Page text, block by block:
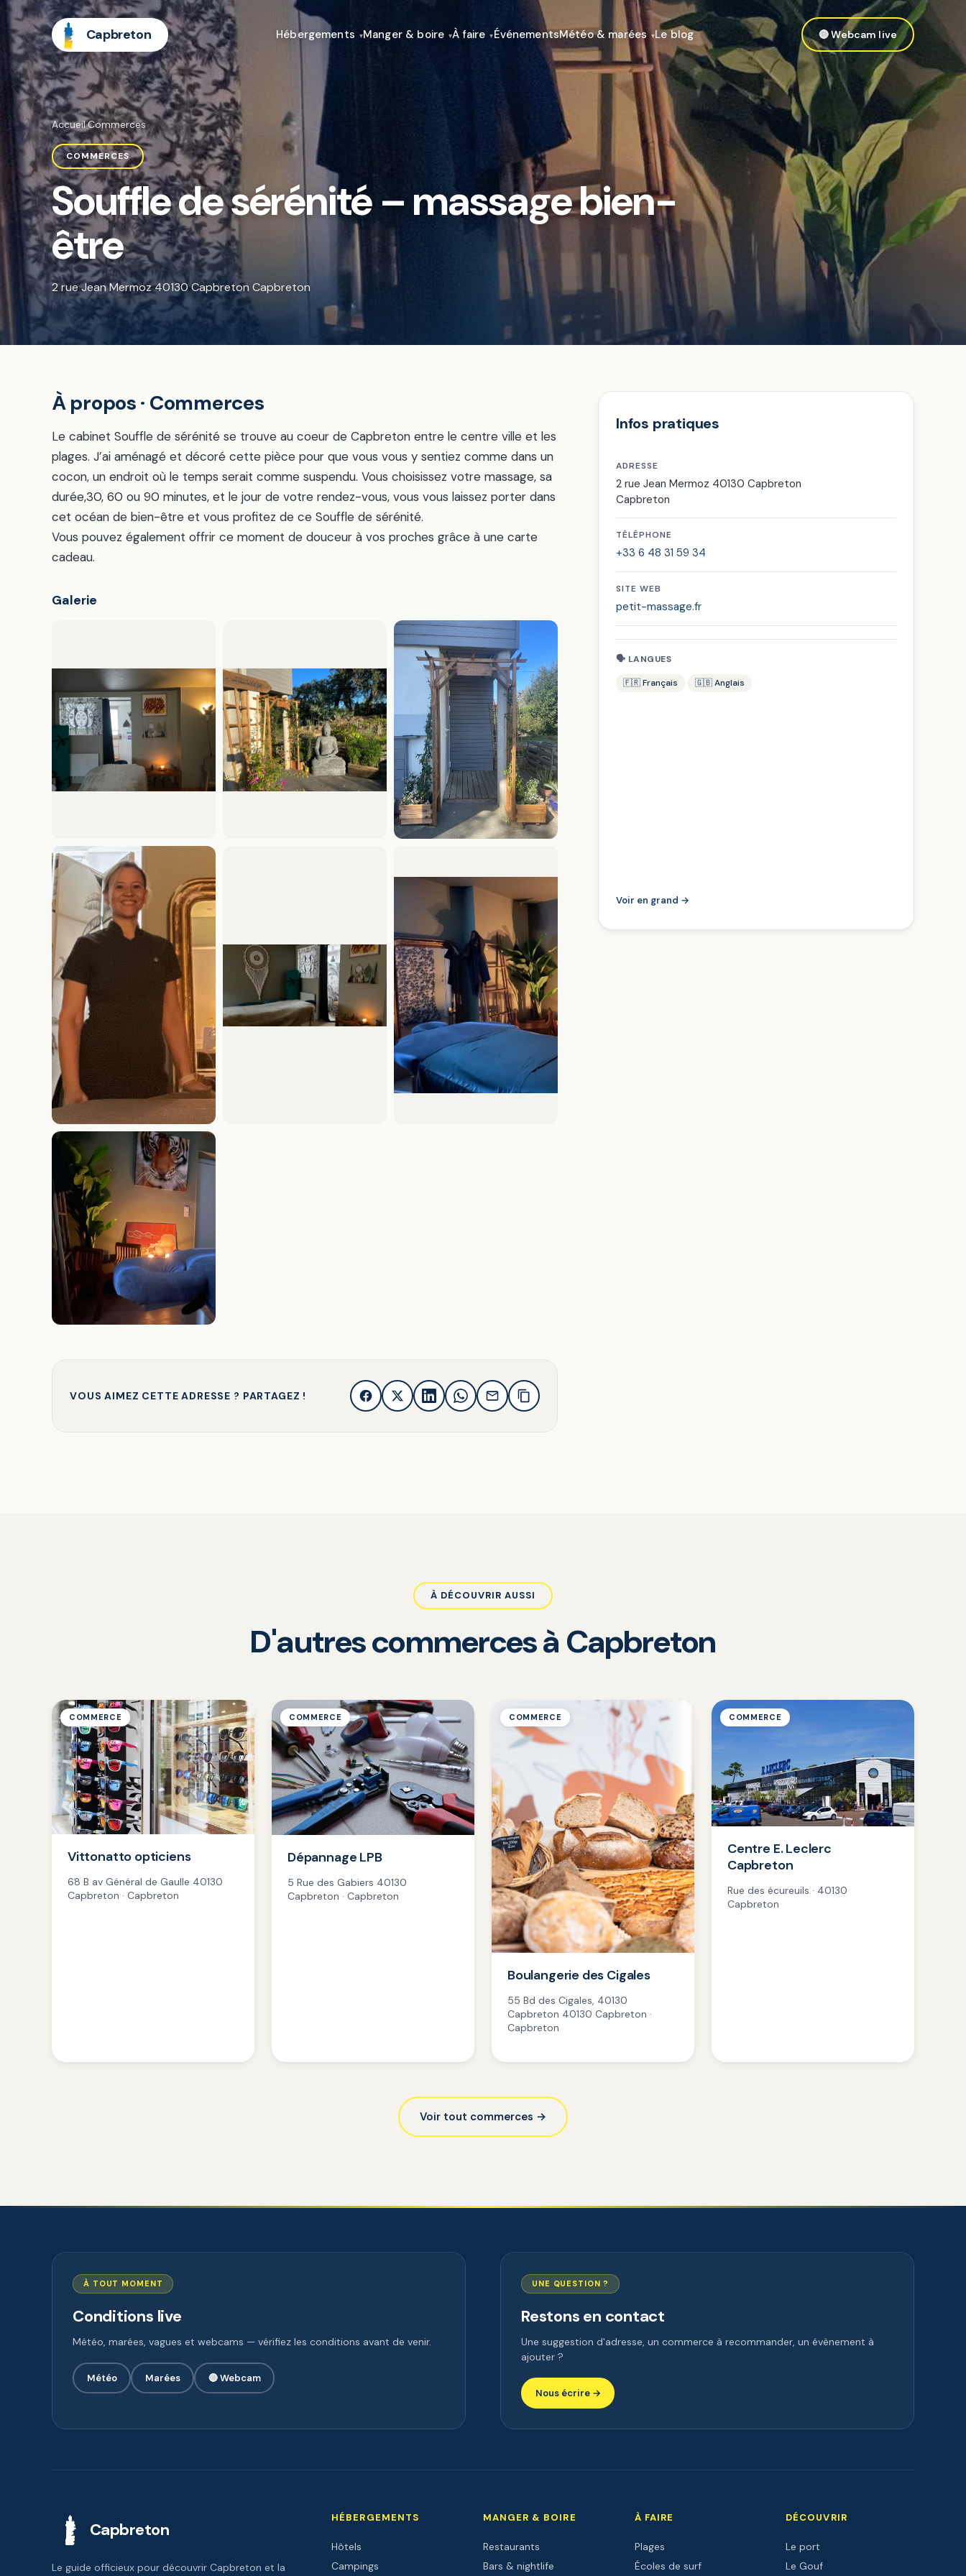
Capbreton Hébergements Manger & boire À faire ÉvénementsMétéo & marées Le blog 🔴 Webcam live
Accueil·Commerces
COMMERCES
Souffle de sérénité – massage bien-
être
2 rue Jean Mermoz 40130 Capbreton Capbreton
À propos · Commerces
Le cabinet Souffle de sérénité se trouve au coeur de Capbreton entre le centre ville et les
plages. J’ai aménagé et décoré cette pièce pour que vous vous y sentiez comme dans un
cocon, un endroit où le temps serait comme suspendu. Vous choisissez votre massage, sa
durée,30, 60 ou 90 minutes, et le jour de votre rendez-vous, vous vous laissez porter dans
cet océan de bien-être et vous profitez de ce Souffle de sérénité.
Vous pouvez également offrir ce moment de douceur à vos proches grâce à une carte
cadeau.
Galerie
VOUS AIMEZ CETTE ADRESSE ? PARTAGEZ !
Infos pratiques
ADRESSE
2 rue Jean Mermoz 40130 Capbreton
Capbreton
TÉLÉPHONE
+33 6 48 31 59 34
SITE WEB
petit-massage.fr
🗣 LANGUES
🇫🇷 Français 🇬🇧 Anglais
Voir en grand →
À DÉCOUVRIR AUSSI
D'autres commerces à Capbreton
COMMERCE
Vittonatto opticiens
68 B av Général de Gaulle 40130
Capbreton · Capbreton
COMMERCE
Dépannage LPB
5 Rue des Gabiers 40130
Capbreton · Capbreton
COMMERCE
Boulangerie des Cigales
55 Bd des Cigales, 40130
Capbreton 40130 Capbreton ·
Capbreton
COMMERCE
Centre E. Leclerc
Capbreton
Rue des écureuils · 40130
Capbreton
Voir tout commerces →
À TOUT MOMENT
Conditions live
Météo, marées, vagues et webcams — vérifiez les conditions avant de venir.
Météo Marées 🔴 Webcam
UNE QUESTION ?
Restons en contact
Une suggestion d'adresse, un commerce à recommander, un évènement à
ajouter ?
Nous écrire →
Capbreton
Le guide officieux pour découvrir Capbreton et la
HÉBERGEMENTS
Hôtels
Campings
MANGER & BOIRE
Restaurants
Bars & nightlife
À FAIRE
Plages
Écoles de surf
DÉCOUVRIR
Le port
Le Gouf